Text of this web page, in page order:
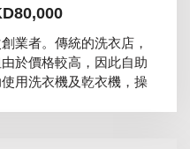
業者。傳統的洗衣店，
於價格較高，因此自助
用洗衣機及乾衣機，操